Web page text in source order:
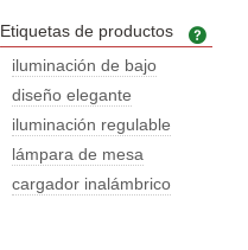
Etiquetas de productos
iluminación de bajo
diseño elegante
iluminación regulable
lámpara de mesa
cargador inalámbrico